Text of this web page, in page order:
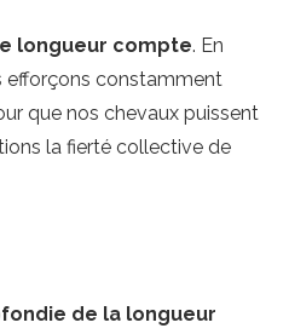
longueur compte. En
efforçons constamment
que nos chevaux puissent
la fierté collective de
de la longueur